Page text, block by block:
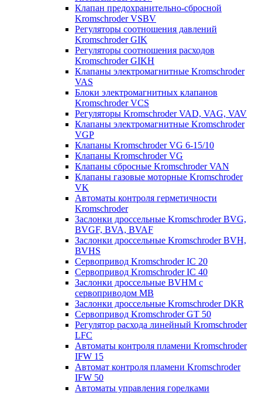
Клапан предохранительно-сбросной
Kromschroder VSBV
Регуляторы соотношения давлений
Kromschroder GIK
Регуляторы соотношения расходов
Kromschroder GIKH
Клапаны электромагнитные Kromschroder
VAS
Блоки электромагнитных клапанов
Kromschroder VCS
Регуляторы Kromschroder VAD, VAG, VAV
Клапаны электромагнитные Kromschroder
VGP
Клапаны Kromschroder VG 6-15/10
Клапаны Kromschroder VG
Клапаны сбросные Kromschroder VAN
Клапаны газовые моторные Kromschroder
VK
Автоматы контроля герметичности
Kromschroder
Заслонки дроссельные Kromschroder BVG,
BVGF, BVA, BVAF
Заслонки дроссельные Kromschroder BVH,
BVHS
Сервопривод Kromschroder IC 20
Сервопривод Kromschroder IC 40
Заслонки дроссельные BVHM с
сервоприводом МВ
Заслонки дроссельные Kromschroder DKR
Cервопривод Kromschroder GT 50
Регулятор расхода линейный Kromschroder
LFC
Автоматы контроля пламени Kromschroder
IFW 15
Автомат контроля пламени Kromschroder
IFW 50
Автоматы управления горелками